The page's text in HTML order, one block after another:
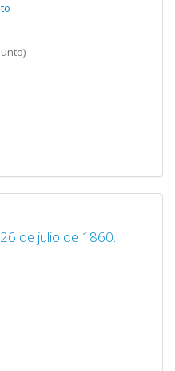
de julio de 1860.